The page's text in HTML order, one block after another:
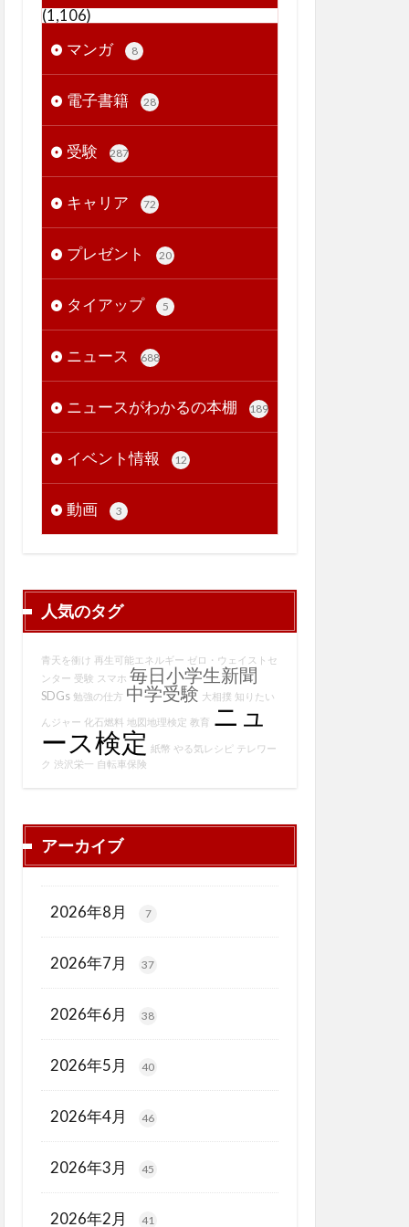
(1,106)
マンガ
8
電子書籍 28
受験 287
キャリア 72
プレゼント 20
タイアップ 5
ニュース 688
ニュースがわかるの本棚 189
イベント情報 12
動画 3
人気のタグ
青天を衝け 再生可能エネルギー ゼロ・ウェイストセ
ンター 受験 スマホ 毎日小学生新聞
SDGs 勉強の仕方 中学受験 大相撲 知りたい
んジャー 化石燃料 地図地理検定 教育 ニュ
ース検定 紙幣 やる気レシピ テレワー
ク 渋沢栄一 自転車保険
アーカイブ
2026年8月 7
2026年7月 37
2026年6月 38
2026年5月 40
2026年4月 46
2026年3月 45
2026年2月 41